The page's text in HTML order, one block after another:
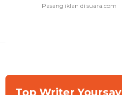
Top Writer Yoursay